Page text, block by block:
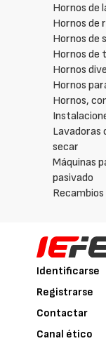
Hornos de
Hornos de
Hornos de
Hornos de
Hornos
Hornos
Hornos,
Lavadoras
secar
Máquinas
pasivado
Identificarse
Registrarse
Contactar
Canal ético